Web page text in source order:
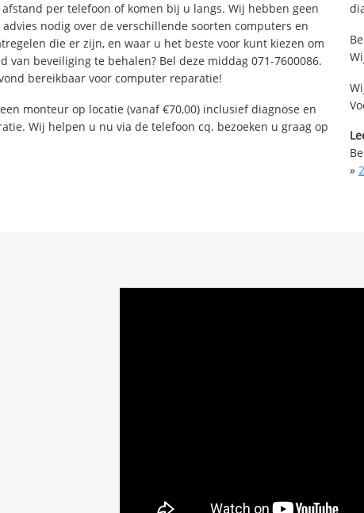
per telefoon of komen bij u langs. Wij hebben geen
nodig over de verschillende soorten computers en
die er zijn, en waar u het beste voor kunt kiezen om
van beveiliging te behalen? Bel deze middag 071-7600086.
bereikbaar voor computer reparatie!
monteur op locatie (vanaf €70,00) inclusief diagnose en
Wij helpen u nu via de telefoon cq. bezoeken u graag op
»